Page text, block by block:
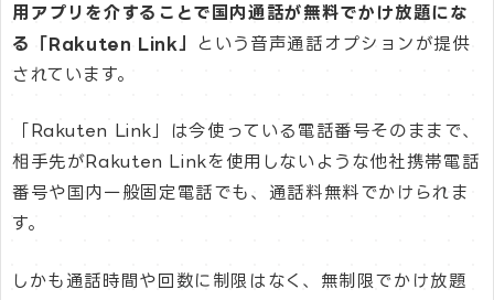
用アプリを介することで国内通話が無料でかけ放題にな
る「Rakuten Link」
という音声通話オプションが提供
されています。
「Rakuten Link」は今使っている電話番号そのままで、
相手先がRakuten Linkを使用しないような他社携帯電話
番号や国内一般固定電話でも、通話料無料でかけられま
す。
しかも通話時間や回数に制限はなく、無制限でかけ放題